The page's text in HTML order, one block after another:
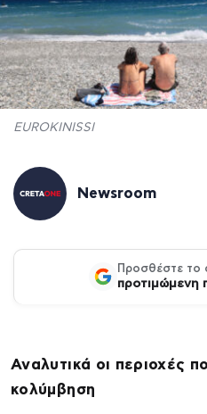
EUROKINISSI
Newsroom
Προσθέστε το
προτιμώμενη
Αναλυτικά οι περιοχές
κολύμβηση